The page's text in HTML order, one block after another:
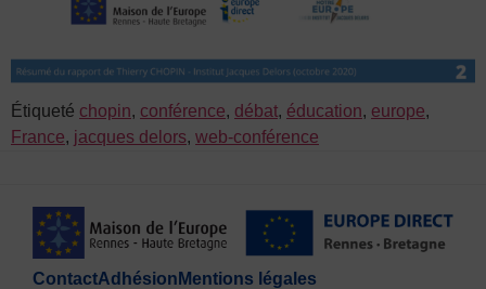
Étiqueté chopin, conférence, débat, éducation, europe,
France, jacques delors, web-conférence
ContactAdhésion Mentions légales